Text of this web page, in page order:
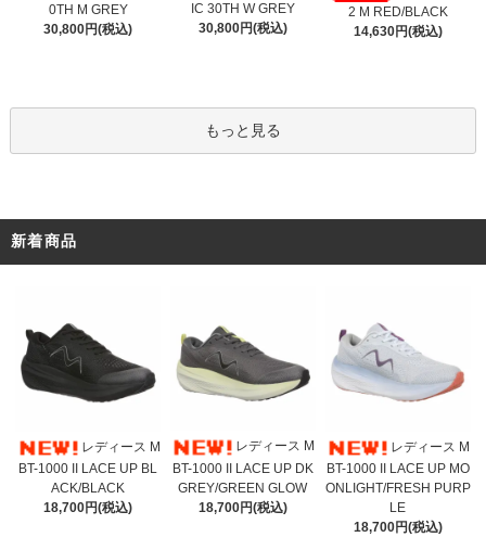
0TH M GREY
30,800円(税込)
IC 30TH W GREY
30,800円(税込)
2 M RED/BLACK
14,630円(税込)
もっと見る
新着商品
レディース M
BT-1000 II LACE UP BL
ACK/BLACK
18,700円(税込)
レディース M
BT-1000 II LACE UP DK
GREY/GREEN GLOW
18,700円(税込)
レディース M
BT-1000 II LACE UP MO
ONLIGHT/FRESH PURP
LE
18,700円(税込)